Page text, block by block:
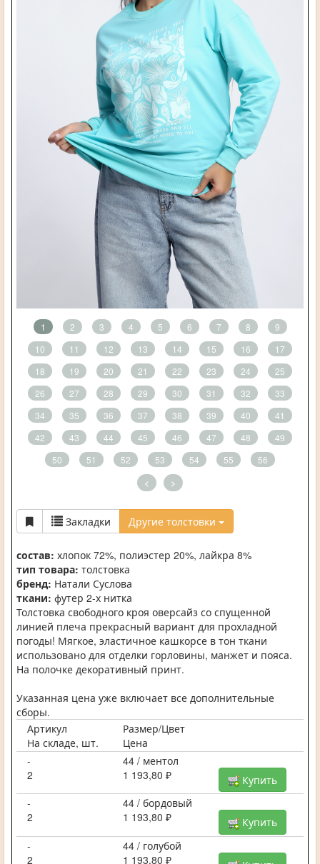
1 2 3 4 5 6 7 8
9
10
11 12 13 14 15 16
17
18
19 20 21 22 23 24
25
26
27 28 29 30 31 32
33
34
35 36 37 38 39 40
41
42
43 44 45 46 47 48
49
50
51 52 53 54 55 56
< >
Закладки Другие толстовки
состав: хлопок 72%, полиэстер 20%, лайкра 8%
тип товара: толстовка
бренд: Натали Суслова
ткани: футер 2-х нитка
Толстовка свободного кроя оверсайз со спущенной
линией плеча прекрасный вариант для прохладной
погоды! Мягкое, эластичное кашкорсе в тон ткани
использовано для отделки горловины, манжет и пояса.
На полочке декоративный принт.
Указанная цена уже включает все дополнительные
сборы.
Артикул
Размер/Цвет
На складе, шт.
Цена
-
44 / ментол
2
1 193,80 ₽
Купить
-
44 / бордовый
2
1 193,80 ₽
Купить
-
44 / голубой
2
1 193,80 ₽